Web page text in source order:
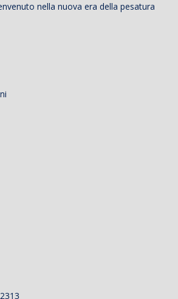
nella nuova era della pesatura